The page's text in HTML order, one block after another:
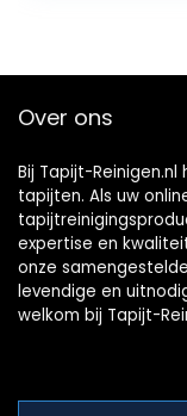
Over ons
Bij Tapijt-
tapijten. Als uw
expertise en
onze
levendige en
welkom bij Tapijt-